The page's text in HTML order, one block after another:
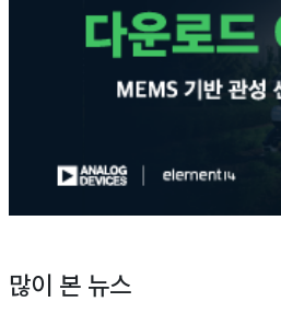
많이 본 뉴스